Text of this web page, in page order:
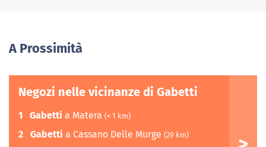
A Prossimità
Negozi nelle vicinanze di Gabetti
1 Gabetti a Matera (< 1 km)
2 Gabetti a Cassano Delle Murge (29 km)